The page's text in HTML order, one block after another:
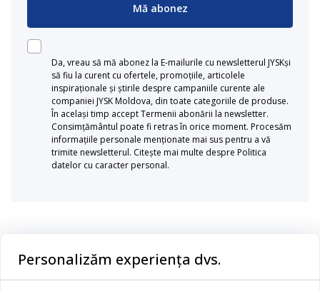
Mă abonez
Da, vreau să mă abonez la E-mailurile cu newsletterul JYSKși
să fiu la curent cu ofertele, promoțiile, articolele
inspiraționale și știrile despre campaniile curente ale
companiei JYSK Moldova, din toate categoriile de produse.
În același timp accept Termenii abonării la newsletter.
Consimțământul poate fi retras în orice moment. Procesăm
informațiile personale menționate mai sus pentru a vă
trimite newsletterul. Citește mai multe despre Politica
datelor cu caracter personal.
Personalizăm experiența dvs.